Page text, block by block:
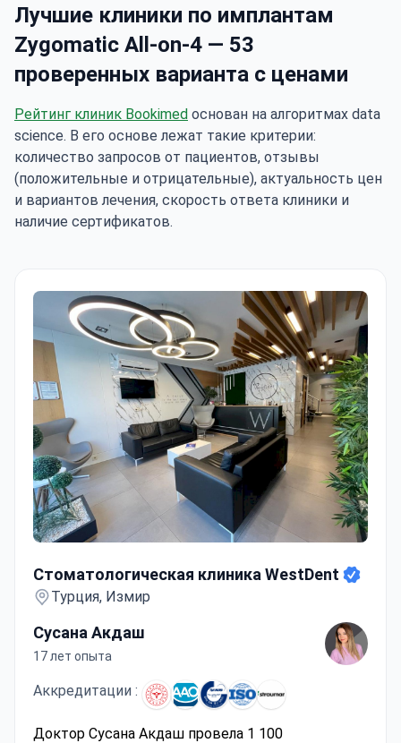
Лучшие клиники по имплантам
Zygomatic All-on-4 — 53
проверенных варианта с ценами
Рейтинг клиник Bookimed основан на алгоритмах data
science. В его основе лежат такие критерии:
количество запросов от пациентов, отзывы
(положительные и отрицательные), актуальность цен
и вариантов лечения, скорость ответа клиники и
наличие сертификатов.
Стоматологическая клиника WestDent
Турция, Измир
Сусана Акдаш
17 лет опыта
Аккредитации :
Доктор Сусана Акдаш провела 1 100